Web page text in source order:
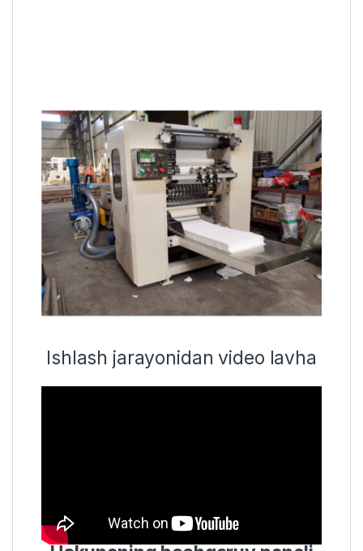
Ishlash jarayonidan video lavha